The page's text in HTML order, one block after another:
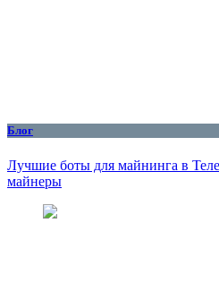
Блог
Лучшие боты для майнинга в
майнеры